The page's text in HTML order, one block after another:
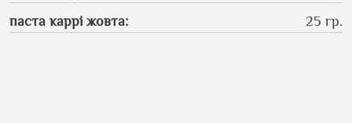
паста каррі жовта: 25 гр.